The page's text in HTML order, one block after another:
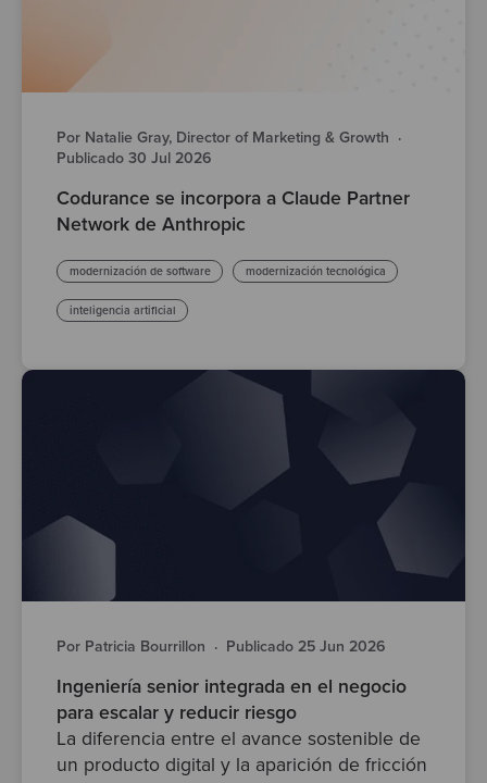
Por Natalie Gray, Director of Marketing & Growth ·
Publicado 30 Jul 2026
Codurance se incorpora a Claude Partner
Network de Anthropic
modernización de software modernización tecnológica
inteligencia artificial
Por Patricia Bourrillon · Publicado 25 Jun 2026
Ingeniería senior integrada en el negocio
para escalar y reducir riesgo
La diferencia entre el avance sostenible de
un producto digital y la aparición de fricción